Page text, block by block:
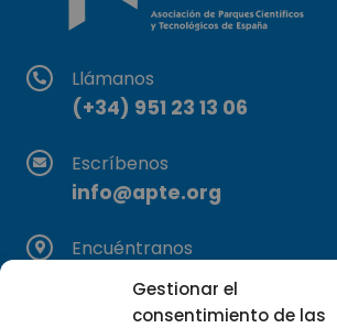
Gestionar el
consentimiento de las
Llámanos
(+34) 951 23 13 06
Escríbenos
info@apte.org
Encuéntranos
C/Marie Curie, 35
29590 Campanillas,